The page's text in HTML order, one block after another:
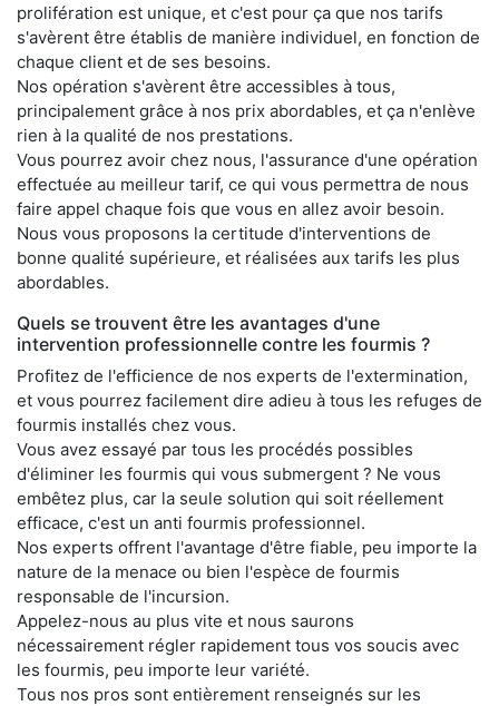
prolifération est unique, et c'est pour ça que nos tarifs
s'avèrent être établis de manière individuel, en fonction de
chaque client et de ses besoins.
Nos opération s'avèrent être accessibles à tous,
principalement grâce à nos prix abordables, et ça n'enlève
rien à la qualité de nos prestations.
Vous pourrez avoir chez nous, l'assurance d'une opération
effectuée au meilleur tarif, ce qui vous permettra de nous
faire appel chaque fois que vous en allez avoir besoin.
Nous vous proposons la certitude d'interventions de
bonne qualité supérieure, et réalisées aux tarifs les plus
abordables.
Quels se trouvent être les avantages d'une
intervention professionnelle contre les fourmis ?
Profitez de l'efficience de nos experts de l'extermination,
et vous pourrez facilement dire adieu à tous les refuges de
fourmis installés chez vous.
Vous avez essayé par tous les procédés possibles
d'éliminer les fourmis qui vous submergent ? Ne vous
embêtez plus, car la seule solution qui soit réellement
efficace, c'est un anti fourmis professionnel.
Nos experts offrent l'avantage d'être fiable, peu importe la
nature de la menace ou bien l'espèce de fourmis
responsable de l'incursion.
Appelez-nous au plus vite et nous saurons
nécessairement régler rapidement tous vos soucis avec
les fourmis, peu importe leur variété.
Tous nos pros sont entièrement renseignés sur les